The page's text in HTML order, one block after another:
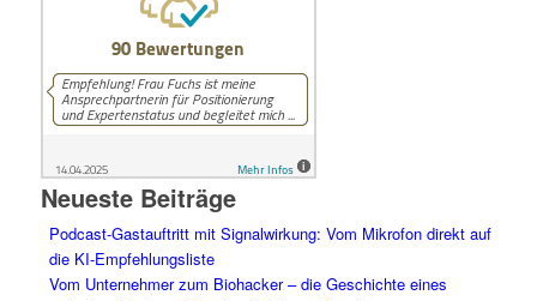
Neueste Beiträge
Podcast-Gastauftritt mit Signalwirkung: Vom Mikrofon direkt auf
die KI-Empfehlungsliste
Vom Unternehmer zum Biohacker – die Geschichte eines